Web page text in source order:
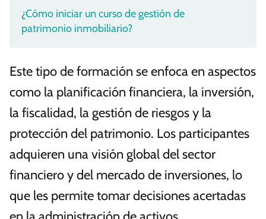
¿Cómo iniciar un curso de gestión de
patrimonio inmobiliario?
Este tipo de formación se enfoca en aspectos
como la planificación financiera, la inversión,
la fiscalidad, la gestión de riesgos y la
protección del patrimonio. Los participantes
adquieren una visión global del sector
financiero y del mercado de inversiones, lo
que les permite tomar decisiones acertadas